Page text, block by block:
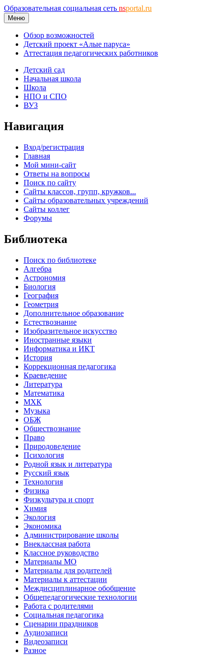
Образовательная социальная сеть nsportal.ru
Меню
Обзор возможностей
Детский проект «Алые паруса»
Аттестация педагогических работников
Детский сад
Начальная школа
Школа
НПО и СПО
ВУЗ
Навигация
Вход/регистрация
Главная
Мой мини-сайт
Ответы на вопросы
Поиск по сайту
Сайты классов, групп, кружков...
Сайты образовательных учреждений
Сайты коллег
Форумы
Библиотека
Поиск по библиотеке
Алгебра
Астрономия
Биология
География
Геометрия
Дополнительное образование
Естествознание
Изобразительное искусство
Иностранные языки
Информатика и ИКТ
История
Коррекционная педагогика
Краеведение
Литература
Математика
МХК
Музыка
ОБЖ
Обществознание
Право
Природоведение
Психология
Родной язык и литература
Русский язык
Технология
Физика
Физкультура и спорт
Химия
Экология
Экономика
Администрирование школы
Внеклассная работа
Классное руководство
Материалы МО
Материалы для родителей
Материалы к аттестации
Междисциплинарное обобщение
Общепедагогические технологии
Работа с родителями
Социальная педагогика
Сценарии праздников
Аудиозаписи
Видеозаписи
Разное